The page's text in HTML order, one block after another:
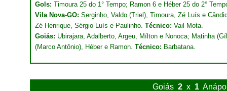
Gols: Timoura 25 do 1° Tempo; Ramon 6 e Héber 25 do 2°
Vila Nova-GO: Serginho, Valdo (Triel), Timoura, Zé Luís e
Zé Henrique, Sérgio Luís e Paulinho. Técnico: Vail Mota.
Goiás: Ubirajara, Adalberto, Argeu, Mílton e Nonoca; Matinha
(Marco Antônio), Héber e Ramon. Técnico: Barbatana.
Goiás 2 x 1